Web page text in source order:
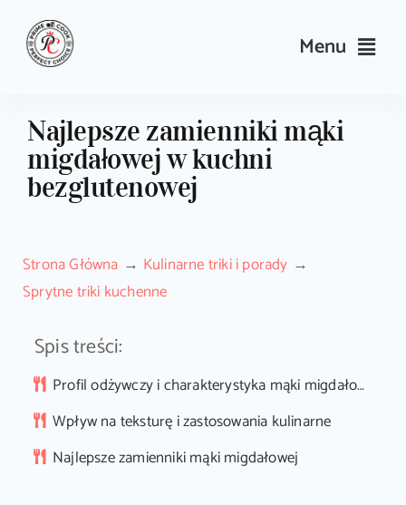
content
Menu
Przepisy
Kulinarne triki i porady
Search
for:
Najlepsze zamienniki mąki
migdałowej w kuchni
bezglutenowej
Strona Główna
Kulinarne triki i porady
Sprytne triki kuchenne
Spis treści:
Profil odżywczy i charakterystyka mąki migdałowej
Wpływ na teksturę i zastosowania kulinarne
Najlepsze zamienniki mąki migdałowej